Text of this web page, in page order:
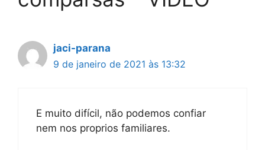
jaci-parana
9 de janeiro de 2021 às 13:32
E muito difícil, não podemos confiar
nem nos proprios familiares.